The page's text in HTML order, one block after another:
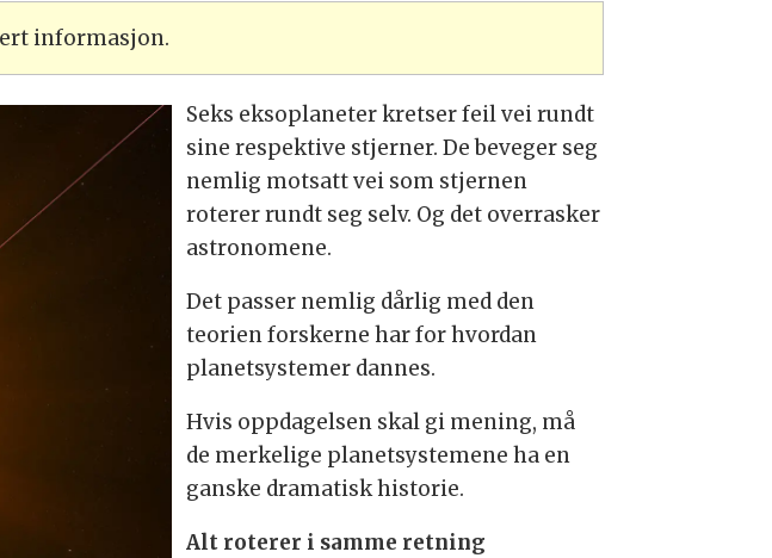
informasjon.
Seks eksoplaneter kretser feil vei rundt
sine respektive stjerner. De beveger seg
nemlig motsatt vei som stjernen
roterer rundt seg selv. Og det overrasker
astronomene.
Det passer nemlig dårlig med den
teorien forskerne har for hvordan
planetsystemer dannes.
Hvis oppdagelsen skal gi mening, må
de merkelige planetsystemene ha en
ganske dramatisk historie.
Alt roterer i samme retning